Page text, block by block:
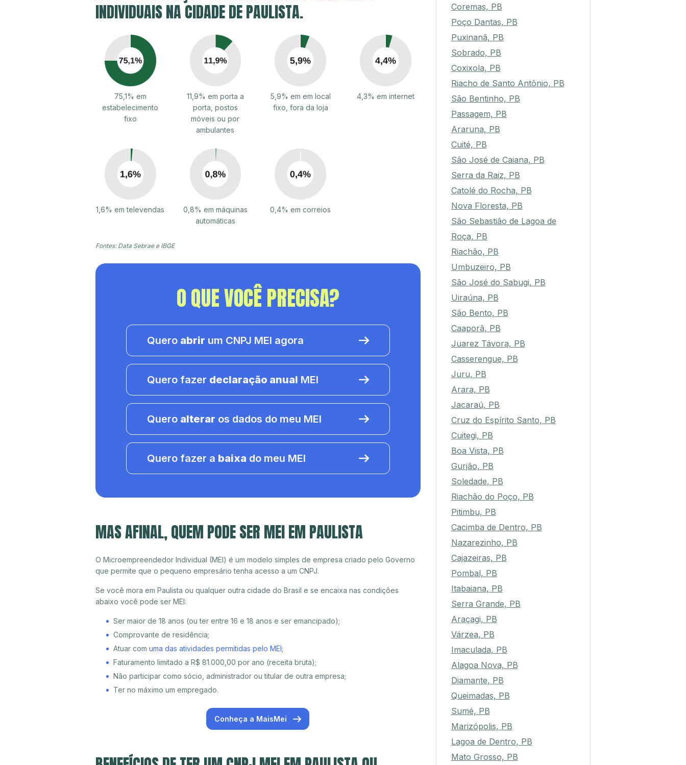
INDIVIDUAIS NA CIDADE DE PAULISTA.
75,1% em
estabelecimento
fixo
11,9% em porta a
porta, postos
móveis ou por
ambulantes
5,9% em em local
fixo, fora da loja
4,3% em internet
1,6% em televendas
0,8% em máquinas
automáticas
0,4% em correios
Fontes: Data Sebrae e IBGE
O QUE VOCÊ PRECISA?
Quero abrir um CNPJ MEI agora
Quero fazer declaração anual MEI
Quero alterar os dados do meu MEI
Quero fazer a baixa do meu MEI
MAS AFINAL, QUEM PODE SER MEI EM PAULISTA
O Microempreendedor Individual (MEI) é um modelo simples de empresa criado pelo Governo
que permite que o pequeno empresário tenha acesso a um CNPJ.
Se você mora em Paulista ou qualquer outra cidade do Brasil e se encaixa nas condições
abaixo você pode ser MEI:
Ser maior de 18 anos (ou ter entre 16 e 18 anos e ser emancipado);
Comprovante de residência;
Atuar com uma das atividades permitidas pelo MEI;
Faturamento limitado a R$ 81.000,00 por ano (receita bruta);
Não participar como sócio, administrador ou titular de outra empresa;
Ter no máximo um empregado.
Conheça a MaisMei
Coremas, PB
Poço Dantas, PB
Puxinanã, PB
Sobrado, PB
Coxixola, PB
Riacho de Santo Antônio, PB
São Bentinho, PB
Passagem, PB
Araruna, PB
Cuité, PB
São José de Caiana, PB
Serra da Raiz, PB
Catolé do Rocha, PB
Nova Floresta, PB
São Sebastião de Lagoa de
Roça, PB
Riachão, PB
Umbuzeiro, PB
São José do Sabugi, PB
Uiraúna, PB
São Bento, PB
Caaporã, PB
Juarez Távora, PB
Casserengue, PB
Juru, PB
Arara, PB
Jacaraú, PB
Cruz do Espírito Santo, PB
Cuitegi, PB
Boa Vista, PB
Gurjão, PB
Soledade, PB
Riachão do Poço, PB
Pitimbu, PB
Cacimba de Dentro, PB
Nazarezinho, PB
Cajazeiras, PB
Pombal, PB
Itabaiana, PB
Serra Grande, PB
Araçagi, PB
Várzea, PB
Imaculada, PB
Alagoa Nova, PB
Diamante, PB
Queimadas, PB
Sumé, PB
Marizópolis, PB
Lagoa de Dentro, PB
Mato Grosso, PB